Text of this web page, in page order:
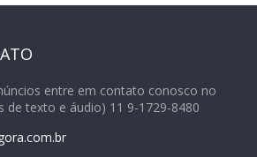
entre em contato conosco no
de texto e áudio) 11 9-1729-8480